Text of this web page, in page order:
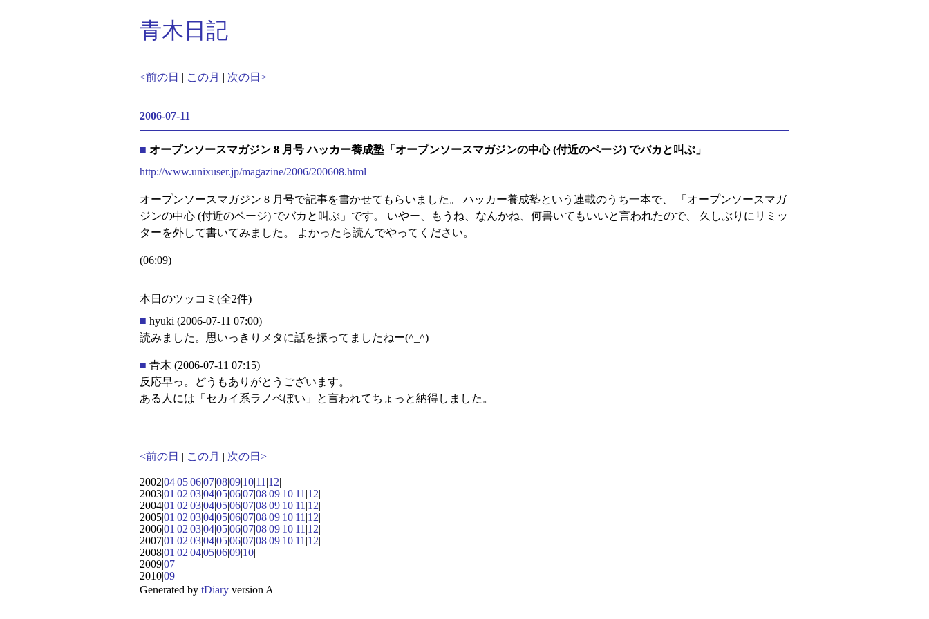
青木日記
<前の日 | この月 | 次の日>
2006-07-11
■ オープンソースマガジン 8 月号 ハッカー養成塾「オープンソースマガジンの中心 (付近のページ) でバカと叫ぶ」
http://www.unixuser.jp/magazine/2006/200608.html
オープンソースマガジン 8 月号で記事を書かせてもらいました。 ハッカー養成塾という連載のうち一本で、 「オープンソースマガ
ジンの中心 (付近のページ) でバカと叫ぶ」です。 いやー、もうね、なんかね、何書いてもいいと言われたので、 久しぶりにリミッ
ターを外して書いてみました。 よかったら読んでやってください。
(06:09)
本日のツッコミ(全2件)
■ hyuki (2006-07-11 07:00)
読みました。思いっきりメタに話を振ってましたねー(^_^)
■ 青木 (2006-07-11 07:15)
反応早っ。どうもありがとうございます。
ある人には「セカイ系ラノベぽい」と言われてちょっと納得しました。
<前の日 | この月 | 次の日>
2002|04|05|06|07|08|09|10|11 |12|
2003|01 |02|03|04|05|06|07|08|09|10|11 |12|
2004|01 |02|03|04|05|06|07|08|09|10|11 |12|
2005|01 |02|03|04|05|06|07|08|09|10|11 |12|
2006|01 |02|03|04|05|06|07|08|09|10|11 |12|
2007|01 |02|03|04|05|06|07|08|09|10|11 |12|
2008|01 |02|04|05|06|09|10|
2009|07|
2010|09|
Generated by tDiaryversion A